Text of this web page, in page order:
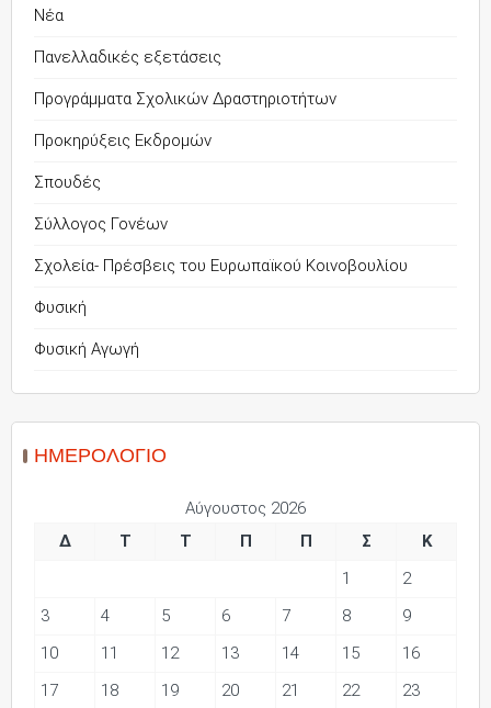
Νέα
Πανελλαδικές εξετάσεις
Προγράμματα Σχολικών Δραστηριοτήτων
Προκηρύξεις Εκδρομών
Σπουδές
Σύλλογος Γονέων
Σχολεία- Πρέσβεις του Ευρωπαϊκού Κοινοβουλίου
Φυσική
Φυσική Αγωγή
ΗΜΕΡΟΛΌΓΙΟ
Αύγουστος 2026
Δ
Τ Τ Π Π Σ
Κ
1
2
3
4 5 6 7 8
9
10
11 12 13 14 15
16
17
18 19 20 21 22
23